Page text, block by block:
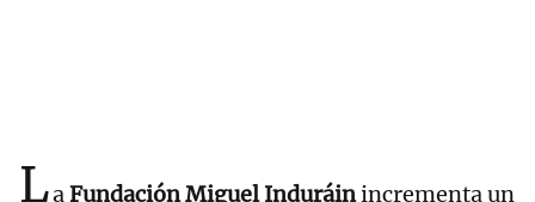
LaFundación Miguel Induráinincrementa un